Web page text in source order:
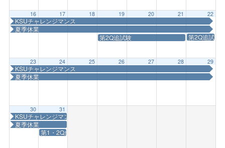
16
KSUチャレンジマンス
夏季休業
17 18 19
第2Q追試験
20 21 22
第2Q追試験
23
KSUチャレンジマンス
夏季休業
24 25 26 27 28 29
30
KSUチャレンジマンス
夏季休業
31
第1・2Q成績公開日